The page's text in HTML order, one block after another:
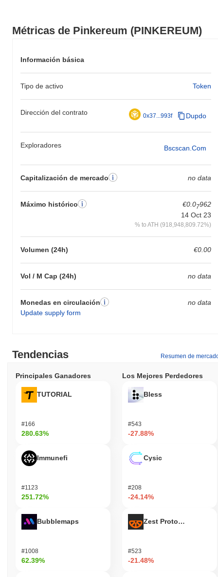
Métricas de Pinkereum (PINKEREUM)
Información básica
Tipo de activo Token
Dirección del contrato 0x37...993f Dupdo
Exploradores Bscscan.com
Capitalización de mercado no data
Máximo histórico €0.07962
14 Oct 23
% to ATH (918,948,809.72%)
Volumen (24h) €0.00
Vol / M Cap (24h) no data
Monedas en circulación
Update supply form
no data
Tendencias Resumen de
Principales Ganadores
TUTORIAL
#166
280.63%
Immunefi
#1123
251.72%
Bubblemaps
#1008
62.39%
Los Mejores Perdedores
Bless
#543
-27.88%
Cysic
#208
-24.14%
Zest Protocol
#523
-21.48%